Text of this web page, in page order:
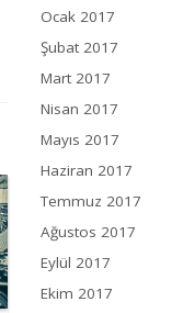
Ocak 2017
Şubat 2017
Mart 2017
Nisan 2017
Mayıs 2017
Haziran 2017
Temmuz 2017
Ağustos 2017
Eylül 2017
Ekim 2017